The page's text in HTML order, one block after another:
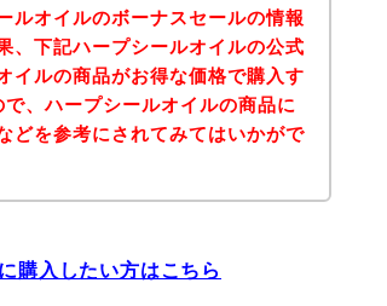
ルオイルのボーナスセールの情報
、下記ハープシールオイルの公式
イルの商品がお得な価格で購入す
、ハープシールオイルの商品に
どを参考にされてみてはいかがで
購入したい方はこちら